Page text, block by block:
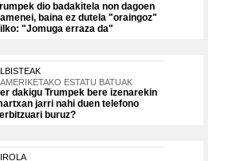
dio badakitela non dagoen
baina ez dutela "oraingoz"
"Jomuga erraza da"
AMERIKETAKO ESTATU BATUAK
dakigu Trumpek bere izenarekin
jarri nahi duen telefono
buruz?